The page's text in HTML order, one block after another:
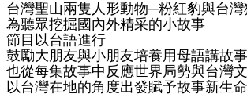
台灣聖山兩隻人形動物─粉紅豹與台灣
為聽眾挖掘國內外精采的小故事
節目以台語進行
鼓勵大朋友與小朋友培養用母語講故
也從每集故事中反應世界局勢與台灣
以台灣在地的角度出發賦予故事新生命